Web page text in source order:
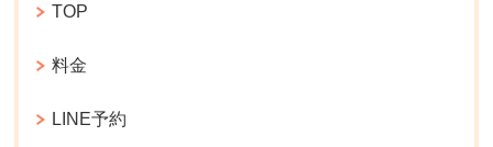
TOP
料金
LINE予約